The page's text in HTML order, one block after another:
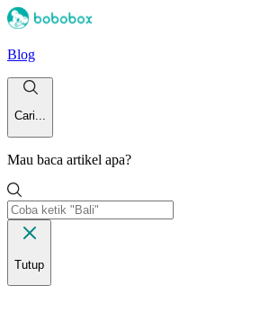
Blog
Cari...
Mau baca artikel apa?
Tutup